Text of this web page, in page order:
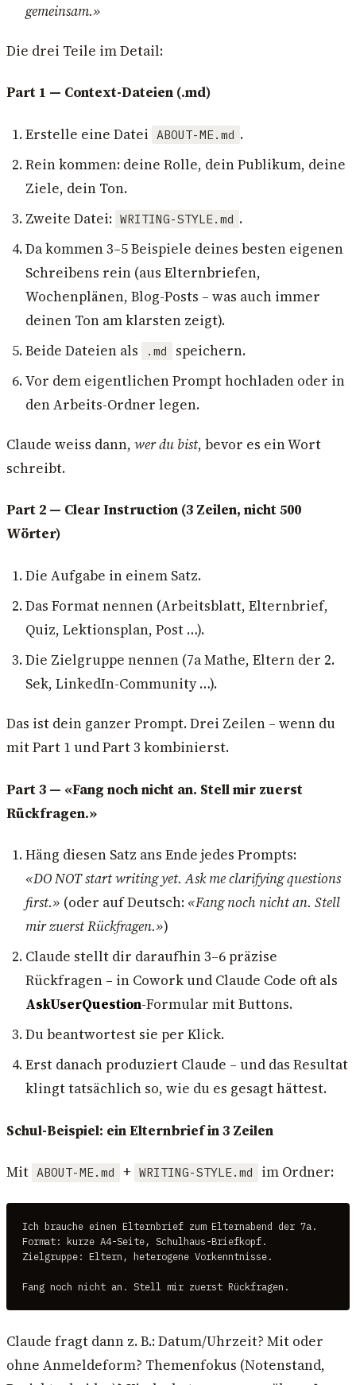
gemeinsam.»
Die drei Teile im Detail:
Part 1 — Context-Dateien (.md)
Erstelle eine Datei ABOUT-ME.md .
Rein kommen: deine Rolle, dein Publikum, deine
Ziele, dein Ton.
Zweite Datei: WRITING-STYLE.md .
Da kommen 3–5 Beispiele deines besten eigenen
Schreibens rein (aus Elternbriefen,
Wochenplänen, Blog-Posts – was auch immer
deinen Ton am klarsten zeigt).
Beide Dateien als
.md
speichern.
Vor dem eigentlichen Prompt hochladen oder in
den Arbeits-Ordner legen.
Claude weiss dann, wer du bist, bevor es ein Wort
schreibt.
Part 2 — Clear Instruction (3 Zeilen, nicht 500
Wörter)
Die Aufgabe in einem Satz.
Das Format nennen (Arbeitsblatt, Elternbrief,
Quiz, Lektionsplan, Post …).
Die Zielgruppe nennen (7a Mathe, Eltern der 2.
Sek, LinkedIn-Community …).
Das ist dein ganzer Prompt. Drei Zeilen – wenn du
mit Part 1 und Part 3 kombinierst.
Part 3 — «Fang noch nicht an. Stell mir zuerst
Rückfragen.»
Häng diesen Satz ans Ende jedes Prompts:
«DO NOT start writing yet. Ask me clarifying questions
first.» (oder auf Deutsch: «Fang noch nicht an. Stell
mir zuerst Rückfragen.»)
Claude stellt dir daraufhin 3–6 präzise
Rückfragen – in Cowork und Claude Code oft als
AskUserQuestion-Formular mit Buttons.
Du beantwortest sie per Klick.
Erst danach produziert Claude – und das Resultat
klingt tatsächlich so, wie du es gesagt hättest.
Schul-Beispiel: ein Elternbrief in 3 Zeilen
Mit ABOUT-ME.md + WRITING-STYLE.md im Ordner:
Ich brauche einen Elternbrief zum Elternabend der 7a.
Format: kurze A4-Seite, Schulhaus-Briefkopf.
Zielgruppe: Eltern, heterogene Vorkenntnisse.
Fang noch nicht an. Stell mir zuerst Rückfragen.
Claude fragt dann z. B.: Datum/Uhrzeit? Mit oder
ohne Anmeldeform? Themenfokus (Notenstand,